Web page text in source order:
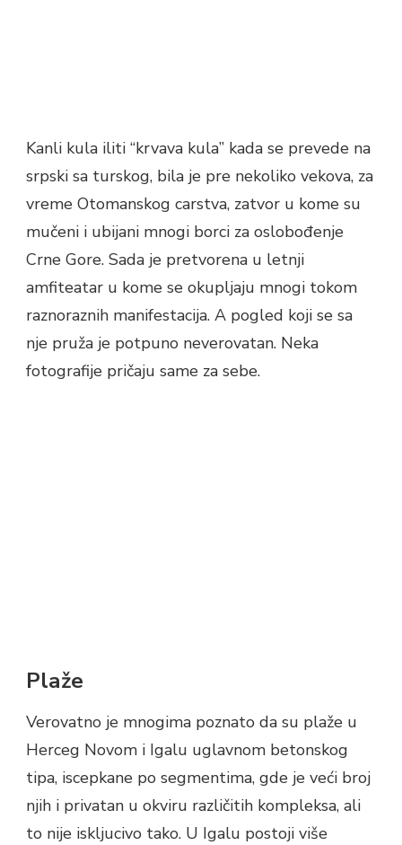
Kanli kula iliti “krvava kula” kada se prevede na
srpski sa turskog, bila je pre nekoliko vekova, za
vreme Otomanskog carstva, zatvor u kome su
mučeni i ubijani mnogi borci za oslobođenje
Crne Gore. Sada je pretvorena u letnji
amfiteatar u kome se okupljaju mnogi tokom
raznoraznih manifestacija. A pogled koji se sa
nje pruža je potpuno neverovatan. Neka
fotografije pričaju same za sebe.
Plaže
Verovatno je mnogima poznato da su plaže u
Herceg Novom i Igalu uglavnom betonskog
tipa, iscepkane po segmentima, gde je veći broj
njih i privatan u okviru različitih kompleksa, ali
to nije iskljucivo tako. U Igalu postoji više